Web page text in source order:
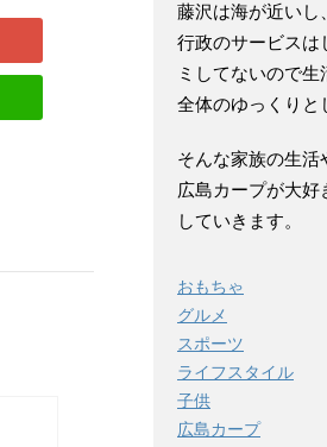
藤沢は海が近いし
行政のサービスは
ミしてないので
全体のゆっくりと
そんな家族の生活
広島カープが大好
していきます。
おもちゃ
グルメ
スポーツ
ライフスタイル
子供
広島カープ